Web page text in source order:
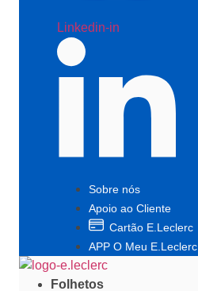
Linkedin-in
Sobre nós
Apoio ao Cliente
Cartão E.Leclerc
APP O Meu E.Leclerc
Folhetos